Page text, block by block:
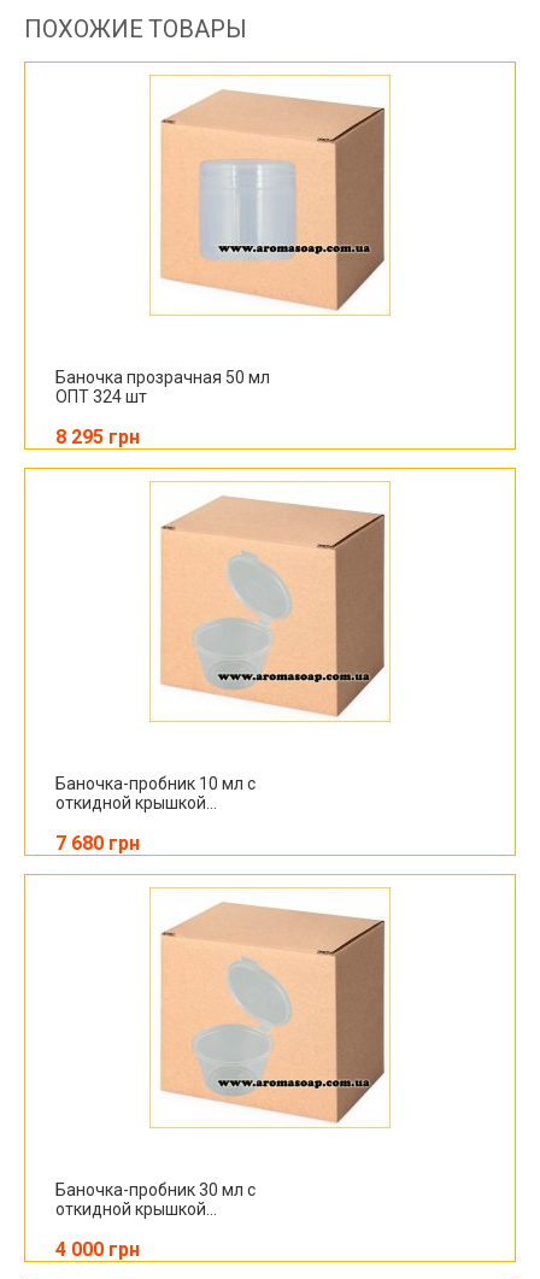
ПОХОЖИЕ ТОВАРЫ
Баночка прозрачная 50 мл
ОПТ 324 шт
8 295 грн
Баночка-пробник 10 мл с
откидной крышкой...
7 680 грн
Баночка-пробник 30 мл с
откидной крышкой...
4 000 грн